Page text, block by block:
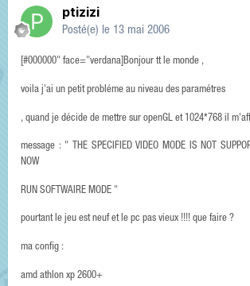
ptizizi
Posté(e) le 13 mai 2006
[#000000" face="verdana]Bonjour tt le monde ,
voila j'ai un petit probléme au niveau des paramétres
, quand je décide de mettre sur openGL et 1024*768 il
message : " THE SPECIFIED VIDEO MODE IS NOT
NOW
RUN SOFTWAIRE MODE "
pourtant le jeu est neuf et le pc pas vieux !!!! que faire ?
ma config :
amd athlon xp 2600+